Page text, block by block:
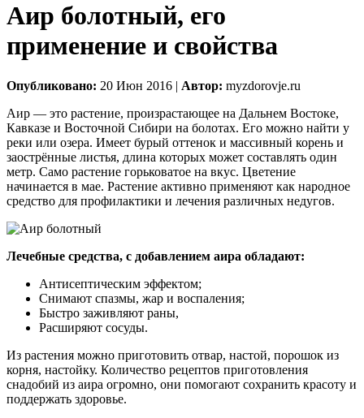
Аир болотный, его
применение и свойства
Опубликовано: 20 Июн 2016 | Автор: myzdorovje.ru
Аир — это растение, произрастающее на Дальнем Востоке,
Кавказе и Восточной Сибири на болотах. Его можно найти у
реки или озера. Имеет бурый оттенок и массивный корень и
заострённые листья, длина которых может составлять один
метр. Само растение горьковатое на вкус. Цветение
начинается в мае. Растение активно применяют как народное
средство для профилактики и лечения различных недугов.
Лечебные средства, с добавлением аира обладают:
Антисептическим эффектом;
Снимают спазмы, жар и воспаления;
Быстро заживляют раны,
Расширяют сосуды.
Из растения можно приготовить отвар, настой, порошок из
корня, настойку. Количество рецептов приготовления
снадобий из аира огромно, они помогают сохранить красоту и
поддержать здоровье.